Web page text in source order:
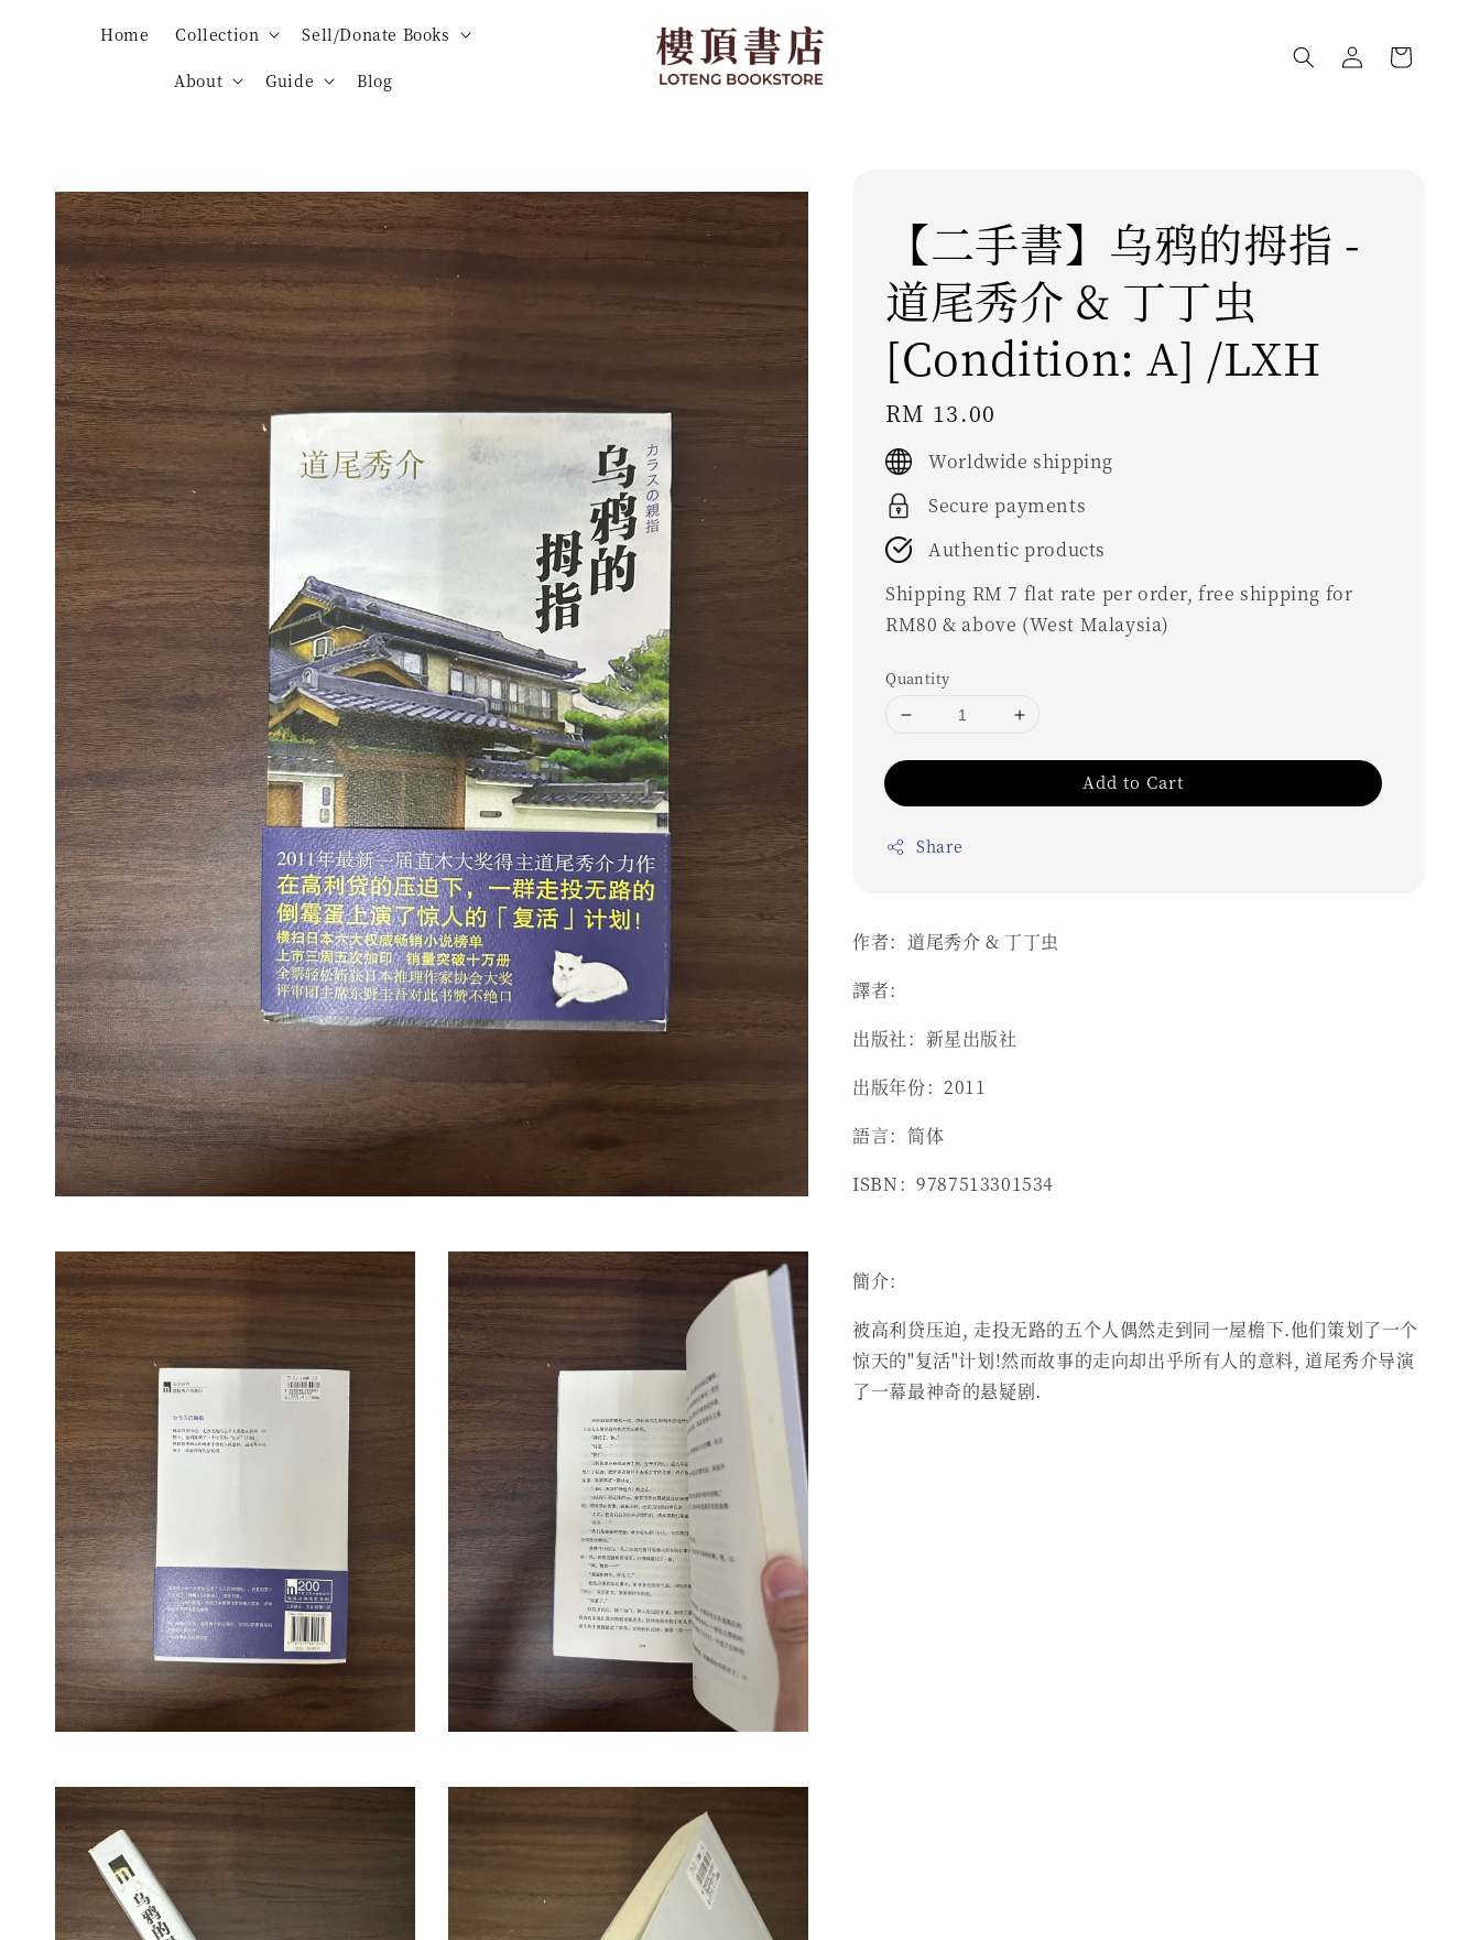
Home Collection Sell/Donate Books
About Guide Blog
【二手書】乌鸦的拇指 -
道尾秀介 & 丁丁虫
[Condition: A] /LXH
Regular
price
RM 13.00
Worldwide shipping
Secure payments
Authentic products
Shipping RM 7 flat rate per order, free shipping for
RM80 & above (West Malaysia)
Quantity
Add to Cart
Share
作者：道尾秀介 & 丁丁虫
譯者：
出版社：新星出版社
出版年份：2011
語言：简体
ISBN：9787513301534
簡介：
被高利贷压迫, 走投无路的五个人偶然走到同一屋檐下.他们策划了一个
惊天的"复活"计划!然而故事的走向却出乎所有人的意料, 道尾秀介导演
了一幕最神奇的悬疑剧.